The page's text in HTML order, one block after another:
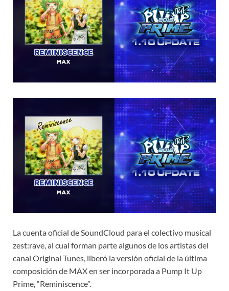
La cuenta oficial de SoundCloud para el colectivo musical
zest:rave, al cual forman parte algunos de los artistas del
canal Original Tunes, liberó la versión oficial de la última
composición de MAX en ser incorporada a Pump It Up
Prime, “Reminiscence”.